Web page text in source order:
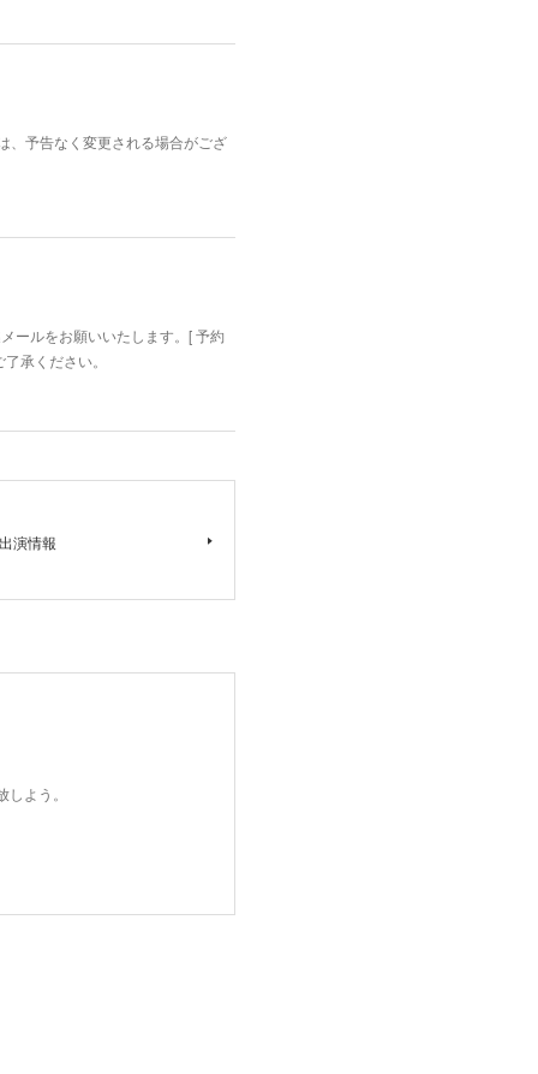
予告なく変更される場合がござ
ールをお願いいたします。[ 予約
承ください。
演情報
よう。